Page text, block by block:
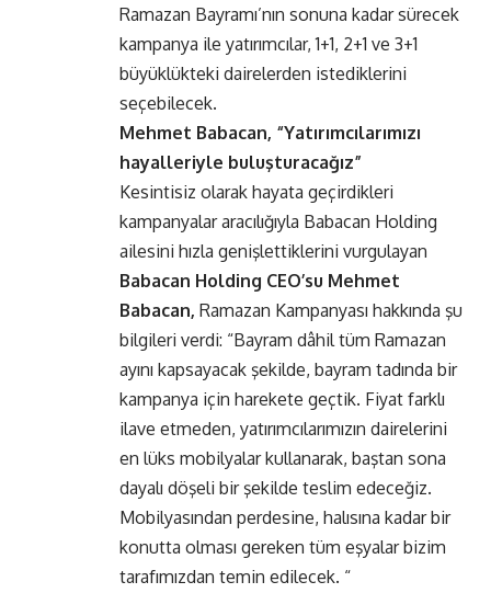
Ramazan Bayramı’nın sonuna kadar sürecek
kampanya ile yatırımcılar, 1+1, 2+1 ve 3+1
büyüklükteki dairelerden istediklerini
seçebilecek.
Mehmet Babacan, “Yatırımcılarımızı
hayalleriyle buluşturacağız”
Kesintisiz olarak hayata geçirdikleri
kampanyalar aracılığıyla Babacan Holding
ailesini hızla genişlettiklerini vurgulayan
Babacan Holding CEO’su Mehmet
Babacan, Ramazan Kampanyası hakkında şu
bilgileri verdi: “Bayram dâhil tüm Ramazan
ayını kapsayacak şekilde, bayram tadında bir
kampanya için harekete geçtik. Fiyat farklı
ilave etmeden, yatırımcılarımızın dairelerini
en lüks mobilyalar kullanarak, baştan sona
dayalı döşeli bir şekilde teslim edeceğiz.
Mobilyasından perdesine, halısına kadar bir
konutta olması gereken tüm eşyalar bizim
tarafımızdan temin edilecek. “